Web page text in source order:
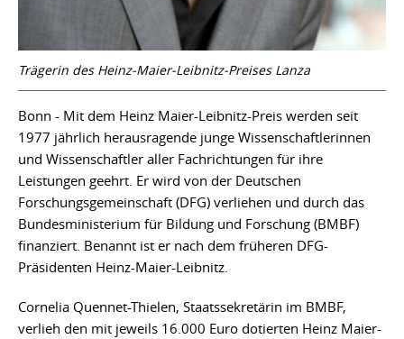
Trägerin des Heinz-Maier-Leibnitz-Preises Lanza
Bonn - Mit dem Heinz Maier-Leibnitz-Preis werden seit
1977 jährlich herausragende junge Wissenschaftlerinnen
und Wissenschaftler aller Fachrichtungen für ihre
Leistungen geehrt. Er wird von der Deutschen
Forschungsgemeinschaft (DFG) verliehen und durch das
Bundesministerium für Bildung und Forschung (BMBF)
finanziert. Benannt ist er nach dem früheren DFG-
Präsidenten Heinz-Maier-Leibnitz.
Cornelia Quennet-Thielen, Staatssekretärin im BMBF,
verlieh den mit jeweils 16.000 Euro dotierten Heinz Maier-